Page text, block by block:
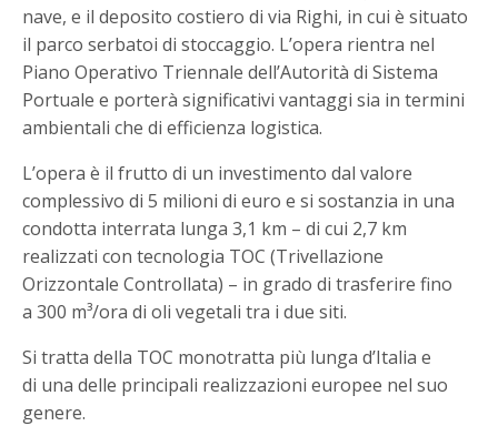
nave, e il deposito costiero di via Righi, in cui è situato
il parco serbatoi di stoccaggio. L’opera rientra nel
Piano Operativo Triennale dell’Autorità di Sistema
Portuale e porterà significativi vantaggi sia in termini
ambientali che di efficienza logistica.
L’opera è il frutto di un investimento dal valore
complessivo di 5 milioni di euro e si sostanzia in una
condotta interrata lunga 3,1 km – di cui 2,7 km
realizzati con tecnologia TOC (Trivellazione
Orizzontale Controllata) – in grado di trasferire fino
a 300 m³/ora di oli vegetali tra i due siti.
Si tratta della TOC monotratta più lunga d’Italia e
di una delle principali realizzazioni europee nel suo
genere.